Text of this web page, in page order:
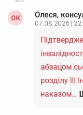
ОК Олеся,
07.08.2026 |
абзацом
розділу ІІІ
наказом…